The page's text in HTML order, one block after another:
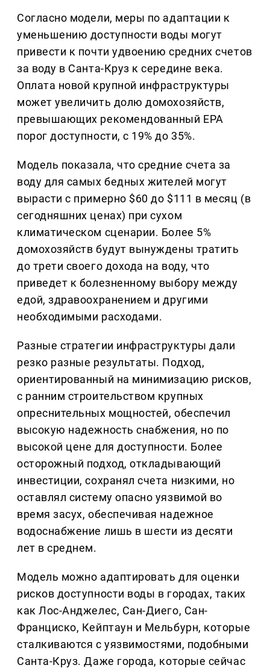
Согласно модели, меры по адаптации к
уменьшению доступности воды могут
привести к почти удвоению средних счетов
за воду в Санта-Круз к середине века.
Оплата новой крупной инфраструктуры
может увеличить долю домохозяйств,
превышающих рекомендованный EPA
порог доступности, с 19% до 35%.
Модель показала, что средние счета за
воду для самых бедных жителей могут
вырасти с примерно $60 до $111 в месяц (в
сегодняшних ценах) при сухом
климатическом сценарии. Более 5%
домохозяйств будут вынуждены тратить
до трети своего дохода на воду, что
приведет к болезненному выбору между
едой, здравоохранением и другими
необходимыми расходами.
Разные стратегии инфраструктуры дали
резко разные результаты. Подход,
ориентированный на минимизацию рисков,
с ранним строительством крупных
опреснительных мощностей, обеспечил
высокую надежность снабжения, но по
высокой цене для доступности. Более
осторожный подход, откладывающий
инвестиции, сохранял счета низкими, но
оставлял систему опасно уязвимой во
время засух, обеспечивая надежное
водоснабжение лишь в шести из десяти
лет в среднем.
Модель можно адаптировать для оценки
рисков доступности воды в городах, таких
как Лос-Анджелес, Сан-Диего, Сан-
Франциско, Кейптаун и Мельбурн, которые
сталкиваются с уязвимостями, подобными
Санта-Круз. Даже города, которые сейчас